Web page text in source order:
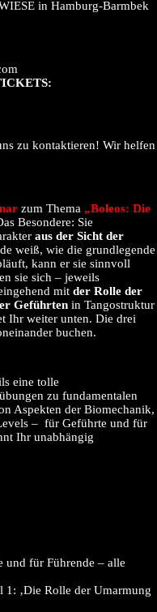
in Hamburg-Barmbek
zu kontaktieren! Wir helfen
zum Thema „Boleos: Die
Besondere: Sie
aus der Sicht der
weiß, wie die grundlegende
kann er sie sinnvoll
sie sich – jeweils
mit der Rolle der
Geführten in Tangostruktur
Ihr weiter unten. Die drei
buchen.
eine tolle
zu fundamentalen
Aspekten der Biomechanik,
– für Geführte und für
Ihr unabhängig
und für Führende – alle
1: ‚Die Rolle der Umarmung